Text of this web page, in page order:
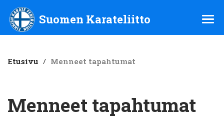
Suomen Karateliitto ry
Suomen Karateliitto
Etusivu / Menneet tapahtumat
Menneet tapahtumat